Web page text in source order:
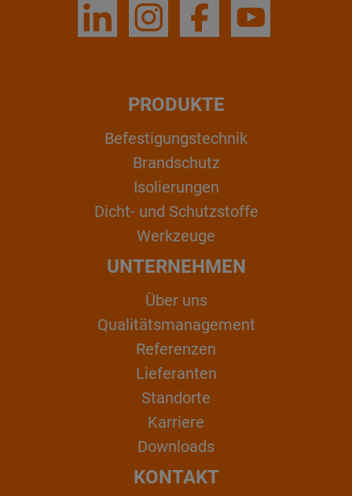
PRODUKTE
Befestigungstechnik
Brandschutz
Isolierungen
Dicht- und Schutzstoffe
Werkzeuge
UNTERNEHMEN
Über uns
Qualitätsmanagement
Referenzen
Lieferanten
Standorte
Karriere
Downloads
KONTAKT